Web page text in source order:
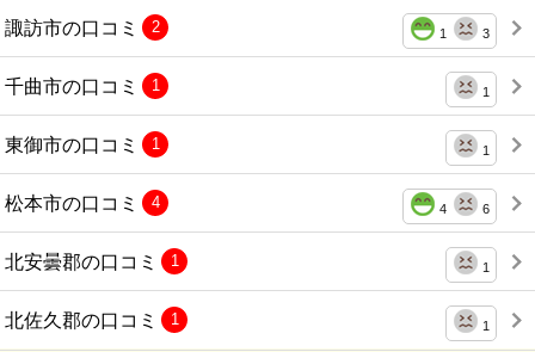
諏訪市の口コミ 1 3
2
千曲市の口コミ 1
1
東御市の口コミ 1
1
松本市の口コミ 4 6
4
北安曇郡の口コミ 1
1
北佐久郡の口コミ 1
1